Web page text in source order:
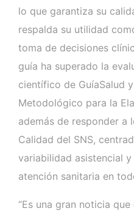
lo que garantiza su
respalda su utilidad
toma de decisiones
guía ha superado la
científico de GuíaSalud
Metodológico para la
además de responder a
Calidad del SNS,
variabilidad asistencial
atención sanitaria en
“Es una gran noticia